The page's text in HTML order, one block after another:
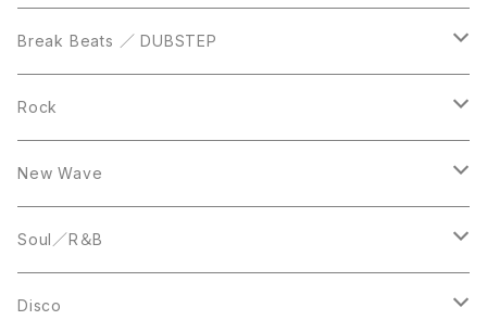
12inch
10inch
12inch
LP
Break Beats ／ DUBSTEP
12inch
LP
Rock
12inch
LP
New Wave
12inch
LP
Soul／R＆B
LP
Disco